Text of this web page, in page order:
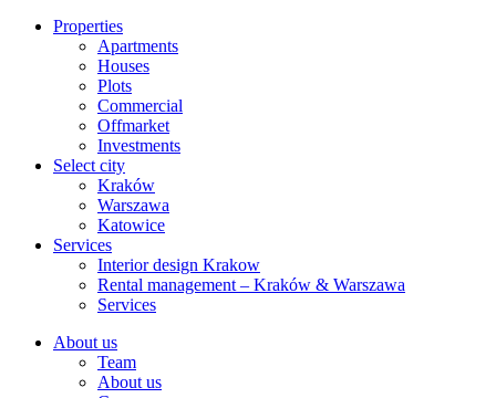
Properties
Apartments
Houses
Plots
Commercial
Offmarket
Investments
Select city
Kraków
Warszawa
Katowice
Services
Interior design Krakow
Rental management – Kraków & Warszawa
Services
About us
Team
About us